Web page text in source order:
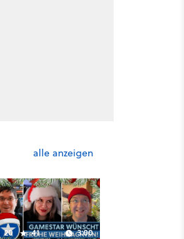
alle anzeigen
20 41 3:00